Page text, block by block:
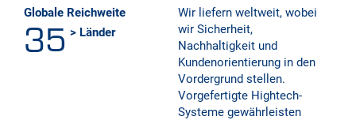
Globale Reichweite
35 > Länder
Wir liefern weltweit, wobei
wir Sicherheit,
Nachhaltigkeit und
Kundenorientierung in den
Vordergrund stellen.
Vorgefertigte Hightech-
Systeme gewährleisten